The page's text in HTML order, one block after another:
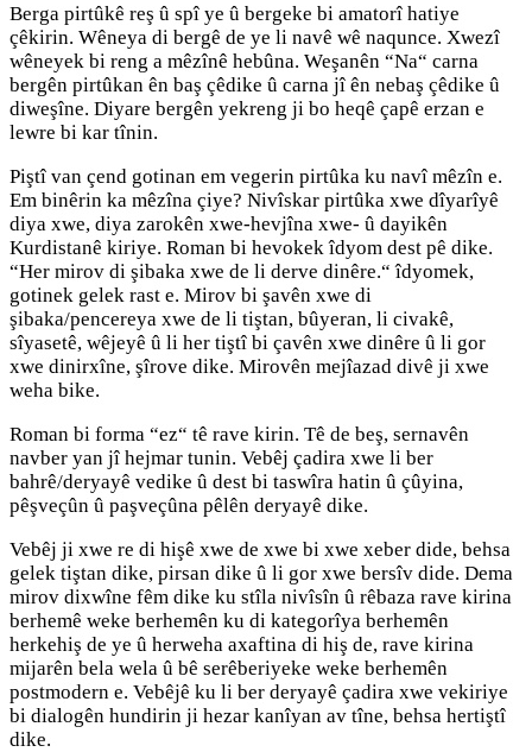
Berga pirtûkê reş û spî ye û bergeke bi amatorî hatiye
çêkirin. Wêneya di bergê de ye li navê wê naqunce. Xwezî
wêneyek bi reng a mêzînê hebûna. Weşanên “Na“ carna
bergên pirtûkan ên baş çêdike û carna jî ên nebaş çêdike û
diweşîne. Diyare bergên yekreng ji bo heqê çapê erzan e
lewre bi kar tînin.
Piştî van çend gotinan em vegerin pirtûka ku navî mêzîn e.
Em binêrin ka mêzîna çiye? Nivîskar pirtûka xwe dîyarîyê
diya xwe, diya zarokên xwe-hevjîna xwe- û dayikên
Kurdistanê kiriye. Roman bi hevokek îdyom dest pê dike.
“Her mirov di şibaka xwe de li derve dinêre.“ îdyomek,
gotinek gelek rast e. Mirov bi şavên xwe di
şibaka/pencereya xwe de li tiştan, bûyeran, li civakê,
sîyasetê, wêjeyê û li her tiştî bi çavên xwe dinêre û li gor
xwe dinirxîne, şîrove dike. Mirovên mejîazad divê ji xwe
weha bike.
Roman bi forma “ez“ tê rave kirin. Tê de beş, sernavên
navber yan jî hejmar tunin. Vebêj çadira xwe li ber
bahrê/deryayê vedike û dest bi taswîra hatin û çûyina,
pêşveçûn û paşveçûna pêlên deryayê dike.
Vebêj ji xwe re di hişê xwe de xwe bi xwe xeber dide, behsa
gelek tiştan dike, pirsan dike û li gor xwe bersîv dide. Dema
mirov dixwîne fêm dike ku stîla nivîsîn û rêbaza rave kirina
berhemê weke berhemên ku di kategorîya berhemên
herkehiş de ye û herweha axaftina di hiş de, rave kirina
mijarên bela wela û bê serêberiyeke weke berhemên
postmodern e. Vebêjê ku li ber deryayê çadira xwe vekiriye
bi dialogên hundirin ji hezar kanîyan av tîne, behsa hertiştî
dike.